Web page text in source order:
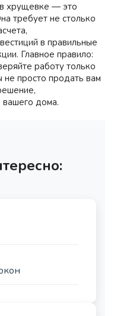
хрущевке — это
требует не столько
в правильные
Главное правило:
работу только
просто продать вам
вашего дома.